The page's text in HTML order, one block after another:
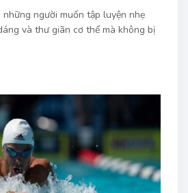
người muốn tập luyện nhẹ
và thư giãn cơ thể mà không bị